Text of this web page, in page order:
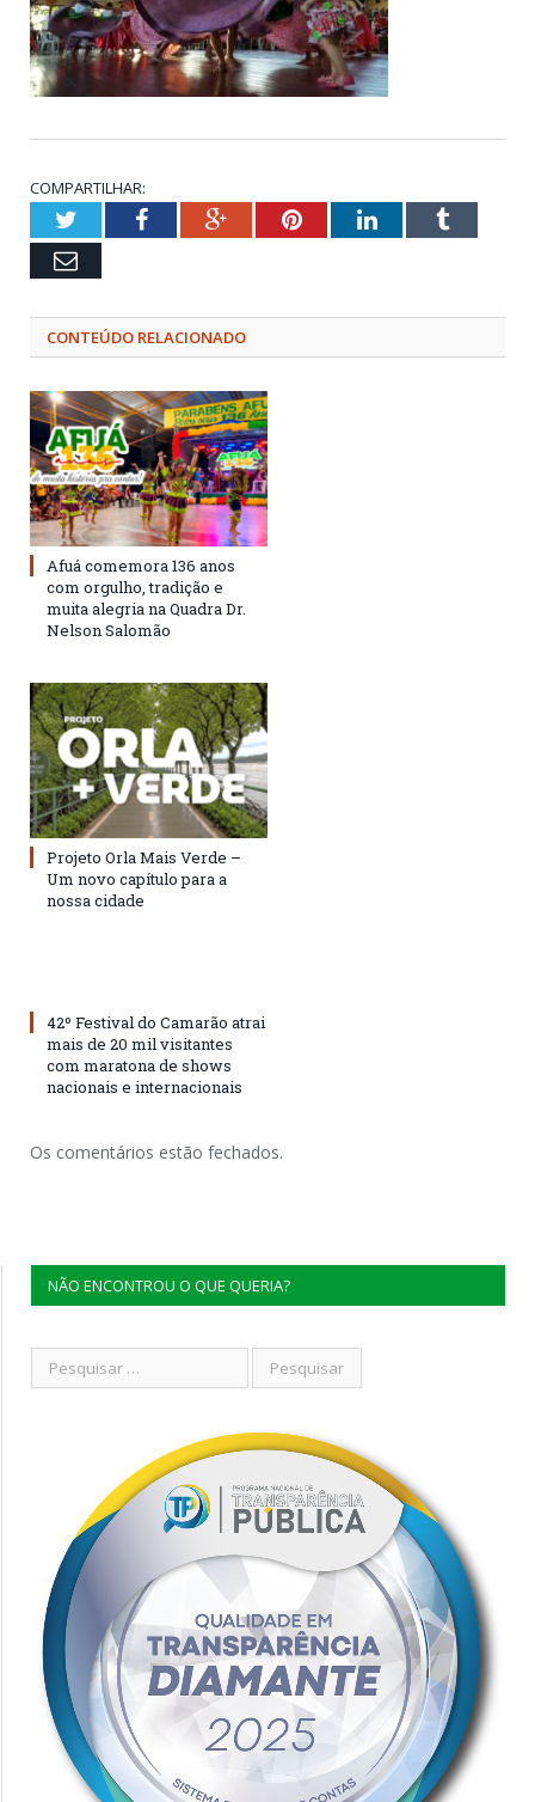
COMPARTILHAR:
TwitterFacebookGoogle+PinterestLinkedInTumblr
Email
CONTEÚDO RELACIONADO
Afuá comemora 136 anos
com orgulho, tradição e
muita alegria na Quadra Dr.
Nelson Salomão
Projeto Orla Mais Verde –
Um novo capítulo para a
nossa cidade
42º Festival do Camarão atrai
mais de 20 mil visitantes
com maratona de shows
nacionais e internacionais
Os comentários estão fechados.
NÃO ENCONTROU O QUE QUERIA?